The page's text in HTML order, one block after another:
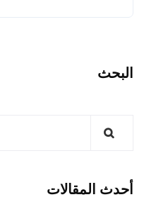
البحث
أحدث المقالات